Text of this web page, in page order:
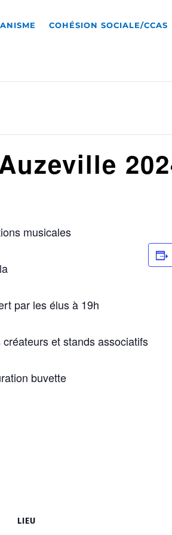
COHÉSION SOCIALE/CCAS
musicales
par les élus à 19h
créateurs et stands associatifs
buvette
LIEU